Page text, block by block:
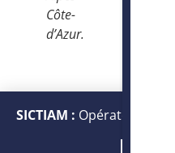
Côte-
d’Azur.
SICTIAM : Opérateur